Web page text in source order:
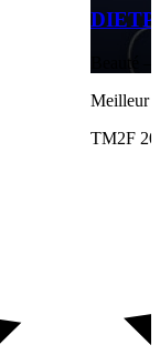
Beauté
Meilleur
TM2F